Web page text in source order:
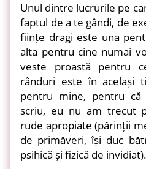
Unul dintre lucrurile pe
faptul de a te gândi, de
ființe dragi este una
alta pentru cine numai
veste proastă pentru
rânduri este în același
pentru mine, pentru
scriu, eu nu am trecut
rude apropiate (părinții
de primăveri, își duc
psihică și fizică de invidiat).